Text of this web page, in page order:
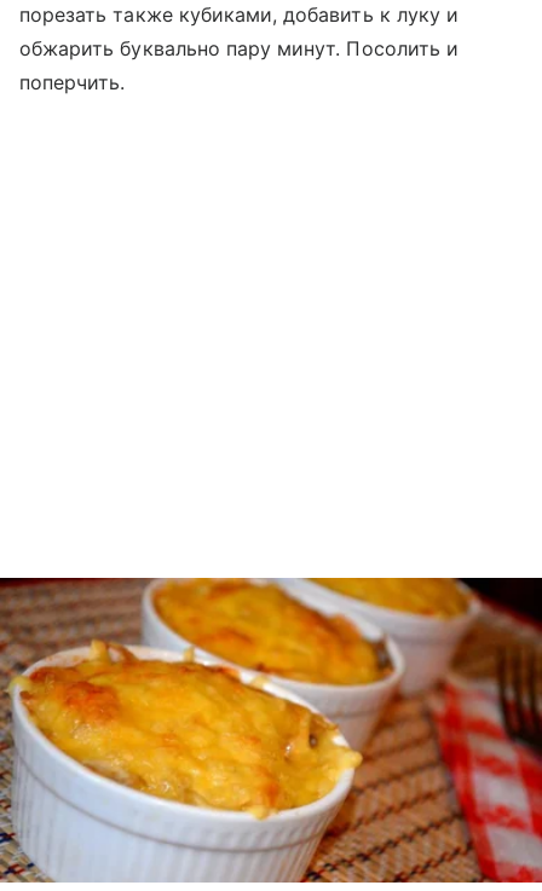
порезать также кубиками, добавить к луку и
обжарить буквально пару минут. Посолить и
поперчить.